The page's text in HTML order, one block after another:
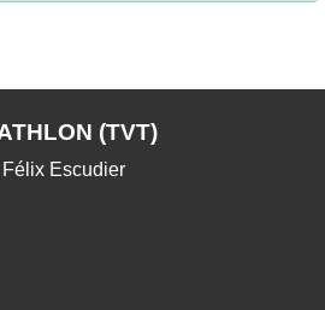
(TVT)
Escudier